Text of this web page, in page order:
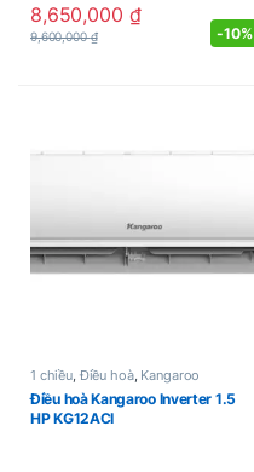
8,650,000 ₫
9,600,000₫ -10%
1 chiều, Điều hoà, Kangaroo
Điều hoà Kangaroo Inverter 1.5
HP KG12ACI